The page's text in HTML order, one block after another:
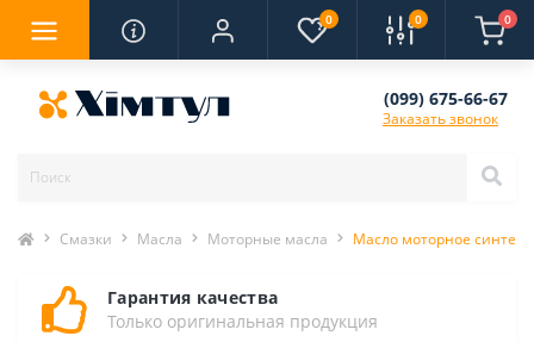
0 0 0
(099) 675-66-67
Заказать звонок
Смазки Масла Моторные масла Масло моторное
Гарантия качества
Только оригинальная продукция